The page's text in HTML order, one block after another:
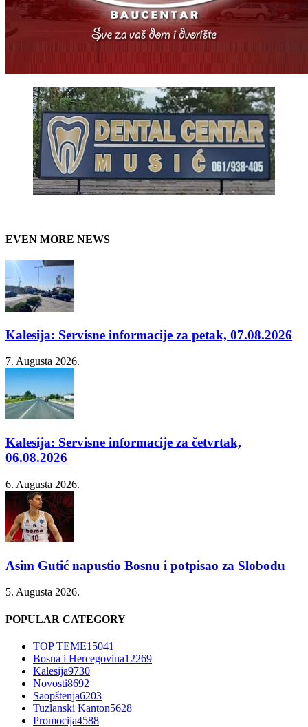
EVEN MORE NEWS
Kalesija: Servisne informacije za petak, 07.08.2026
7. Augusta 2026.
Kalesija: Servisne informacije za četvrtak,
06.08.2026
6. Augusta 2026.
Asim Gutić napustio Bosnu i potpisao za Slobodu
5. Augusta 2026.
POPULAR CATEGORY
TOP TEME15041
Bosna i Hercegovina12269
Kalesija9730
Novosti8692
Saopštenja6203
Tuzlanski Kanton5628
Promocija4588